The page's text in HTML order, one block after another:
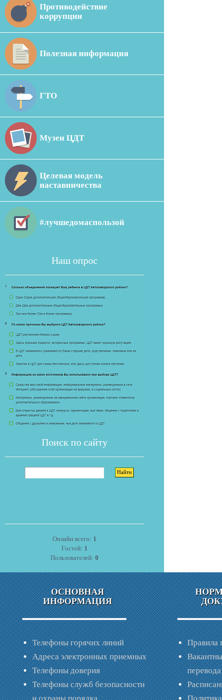
Противодействие
коррупции
Полезная информация
ГТО
Музеи ЦДТ
Целевая модель
наставничества
#лучшедомаспользой
Наш опрос
Поиск по сайту
Онлайн всего: 1
Гостей: 1
Пользователей: 0
ОСНОВНАЯ
ИНФОРМАЦИЯ
Телефоны горячих линий
Адреса электронных приемных
Телефоны доверия
Телефоны служб безопасности
Правила
перевода